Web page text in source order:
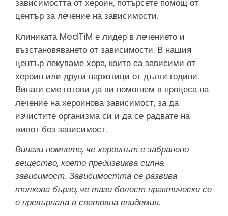
зависимостта от хероин, потърсете помощ от
център за лечение на зависимости.
Клиниката MedTiM е лидер в лечението и
възстановяването от зависимости. В нашия
център лекуваме хора, които са зависими от
хероин или други наркотици от дълги години.
Винаги сме готови да ви помогнем в процеса на
лечение на хероинова зависимост, за да
изчистите организма си и да се радвате на
живот без зависимост.
Винаги помнете, че хероинът е забранено
вещество, което предизвиква силна
зависимост. Зависимостта се развива
толкова бързо, че тази болест практически се
е превърнала в световна епидемия.